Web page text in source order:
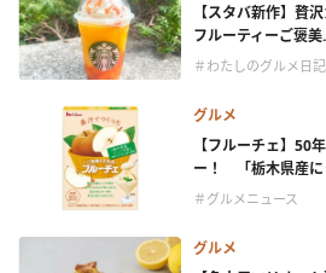
【スタバ新作】贅
フルーティーご褒美
＃わたしのグルメ日記
グルメ
【フルーチェ】50
ー！ 「栃木県産に
＃グルメニュース
グルメ